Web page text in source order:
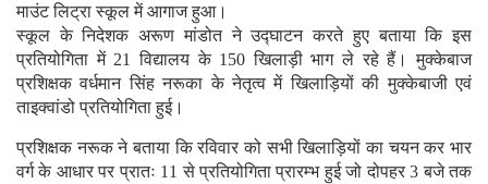
माउंट लिट्रा स्कूल में आगाज हुआ।
स्कूल के निदेशक अरूण मांडोत ने उद्घाटन करते हुए बताया कि इस
प्रतियोगिता में 21 विद्यालय के 150 खिलाड़ी भाग ले रहे हैं। मुक्केबाज
प्रशिक्षक वर्धमान सिंह नरूका के नेतृत्व में खिलाड़ियों की मुक्केबाजी एवं
ताइक्वांडो प्रतियोगिता हुई।
प्रशिक्षक नरूक ने बताया कि रविवार को सभी खिलाड़ियों का चयन कर भार
वर्ग के आधार पर प्रातः 11 से प्रतियोगिता प्रारम्भ हुई जो दोपहर 3 बजे तक